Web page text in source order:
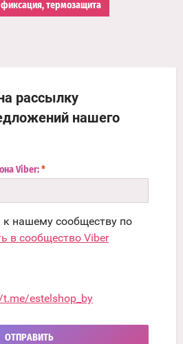
фиксация, термозащита
рассылку
нашего
Viber: *
к нашему сообществу по
в сообщество Viber
estelshop_by
ОТПРАВИТЬ